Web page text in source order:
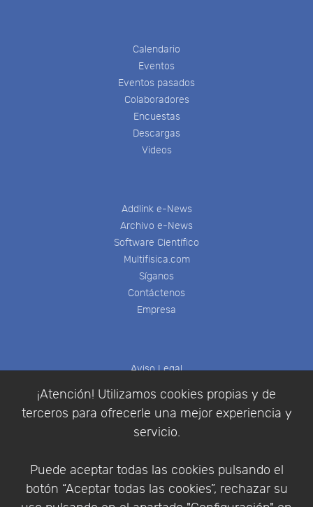
¡Atención! Utilizamos cookies propias y de
terceros para ofrecerle una mejor experiencia y
servicio.
Puede aceptar todas las cookies pulsando el
botón “Aceptar todas las cookies”, rechazar su
Calendario
Eventos
Eventos pasados
Colaboradores
Encuestas
Descargas
Videos
Addlink e-News
Archivo e-News
Software Científico
Multifisica.com
Síganos
Contáctenos
Empresa
Aviso Legal
Política de Privacidad
Condiciones de compra
Identificarse